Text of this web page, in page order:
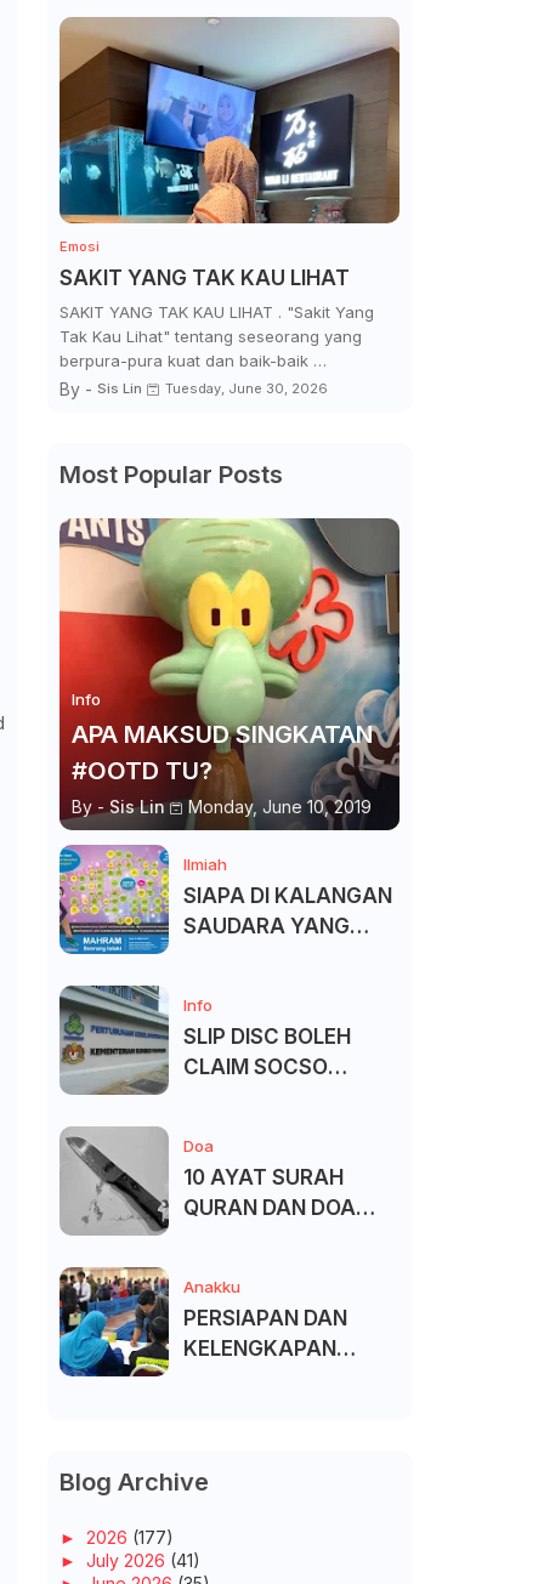
Emosi
SAKIT YANG TAK KAU LIHAT
SAKIT YANG TAK KAU LIHAT . "Sakit Yang
Tak Kau Lihat" tentang seseorang yang
berpura-pura kuat dan baik-baik …
By - Sis Lin Tuesday, June 30, 2026
Most Popular Posts
Info
APA MAKSUD SINGKATAN
#OOTD TU?
By - Sis Lin Monday, June 10, 2019
Ilmiah
SIAPA DI KALANGAN
SAUDARA YANG
Info
SLIP DISC BOLEH
CLAIM SOCSO
Doa
10 AYAT SURAH
QURAN DAN DOA
Anakku
PERSIAPAN DAN
KELENGKAPAN
Blog Archive
► 2026 (177)
► July 2026 (41)